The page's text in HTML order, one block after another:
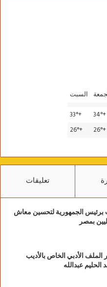
السبت
+
34°
+
33°
+
26°
+
26°
تعليقات
برئيس الجمهورية لتحسين معاش
بمصر
الملف الأدبي الخاص بالأديب
الحليم عبدالله